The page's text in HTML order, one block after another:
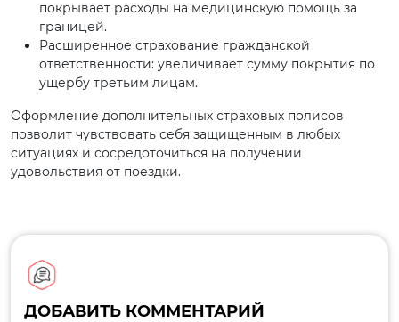
покрывает расходы на медицинскую помощь за
границей.
Расширенное страхование гражданской
ответственности: увеличивает сумму покрытия по
ущербу третьим лицам.
Оформление дополнительных страховых полисов
позволит чувствовать себя защищенным в любых
ситуациях и сосредоточиться на получении
удовольствия от поездки.
ДОБАВИТЬ КОММЕНТАРИЙ